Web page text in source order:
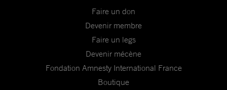
Faire un don
Devenir membre
Faire un legs
Devenir mécène
Fondation Amnesty International France
Boutique